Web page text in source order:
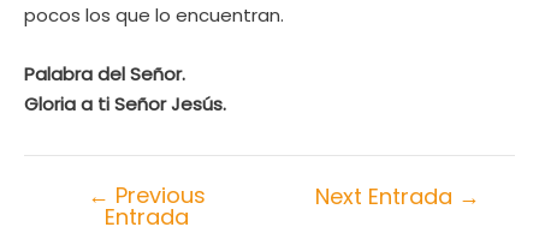
pocos los que lo encuentran.
Palabra del Señor.
Gloria a ti Señor Jesús.
← Previous
Entrada
Next Entrada →